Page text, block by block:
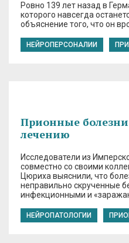
Ровно 139 лет назад в
которого навсегда
объяснение того, что он
НЕЙРОПЕРСОНАЛИИ
Прионные болезни
лечению
Исследователи из
совместно со своими
Цюриха выяснили, что
неправильно скрученные
инфекционными и
НЕЙРОПАТОЛОГИИ